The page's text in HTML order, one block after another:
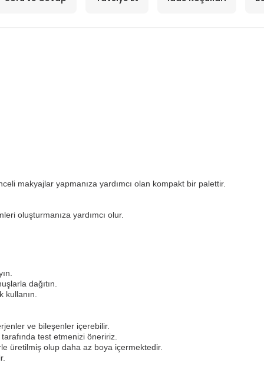
makyajlar yapmanıza yardımcı olan kompakt bir palettir.
oluşturmanıza yardımcı olur.
dağıtın.
kullanın.
ve bileşenler içerebilir.
test etmenizi öneririz.
üretilmiş olup daha az boya içermektedir.